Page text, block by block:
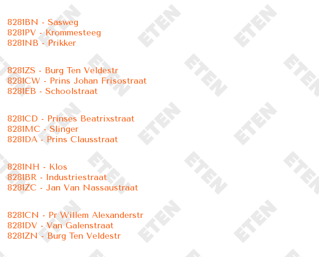
8281BN - Sasweg
8281PV - Krommesteeg
8281NB - Prikker
8281ZS - Burg Ten Veldestr
8281CW - Prins Johan Frisostraat
8281EB - Schoolstraat
8281CD - Prinses Beatrixstraat
8281MC - Slinger
8281DA - Prins Clausstraat
8281NH - Klos
8281BR - Industriestraat
8281ZC - Jan Van Nassaustraat
8281CN - Pr Willem Alexanderstr
8281DV - Van Galenstraat
8281ZN - Burg Ten Veldestr